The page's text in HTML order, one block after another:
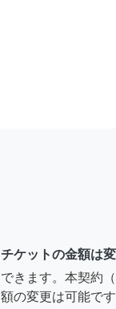
チケットの金額は
できます。本契約
額の変更は可能です